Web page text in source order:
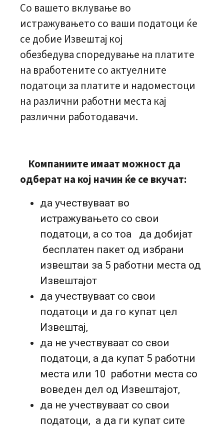
Со вашето вклување во
истражувањето со ваши податоци ќе
се добие Извештај кој
обезбедува споредување на платите
на вработените со актуелните
податоци за платите и надоместоци
на различни работни места кај
различни работодавачи.
Компаниите имаат можност да
одберат на кој начин ќе се вкучат:
да учествуваат во
истражувањето со свои
податоци, а со тоа да добијат
бесплатен пакет од избрани
извештаи за 5 работни места од
Извештајот
да учествуваат со свои
податоци и да го купат цел
Извештај,
да не учествуваат со свои
податоци, а да купат 5 работни
места или 10 работни места со
воведен дел од Извештајот,
да не учествуваат со свои
податоци, а да ги купат сите